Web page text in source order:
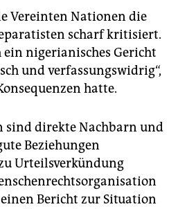
Vereinten Nationen die
scharf kritisiert.
nigerianisches Gericht
und verfassungswidrig“,
hatte.
sind direkte Nachbarn und
Beziehungen
Urteilsverkündung
Bericht zur Situation